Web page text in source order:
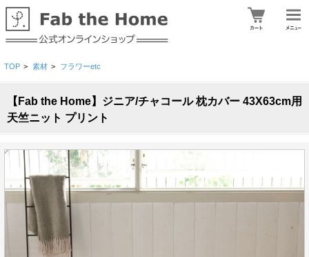
TOP > 素材 > フラワーetc
【Fab the Home】ジニア/チャコール 枕カバー 43X63cm用
天竺ニット プリント